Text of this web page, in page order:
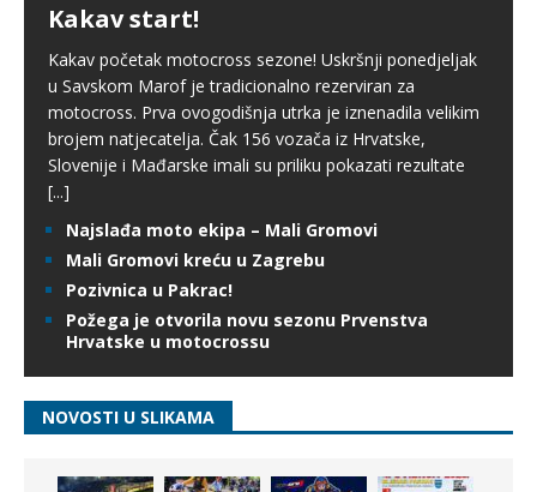
Kakav start!
Kakav početak motocross sezone! Uskršnji ponedjeljak
u Savskom Marof je tradicionalno rezerviran za
motocross. Prva ovogodišnja utrka je iznenadila velikim
brojem natjecatelja. Čak 156 vozača iz Hrvatske,
Slovenije i Mađarske imali su priliku pokazati rezultate
[...]
Najslađa moto ekipa – Mali Gromovi
Mali Gromovi kreću u Zagrebu
Pozivnica u Pakrac!
Požega je otvorila novu sezonu Prvenstva
Hrvatske u motocrossu
NOVOSTI U SLIKAMA